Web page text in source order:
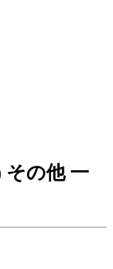
その他 一